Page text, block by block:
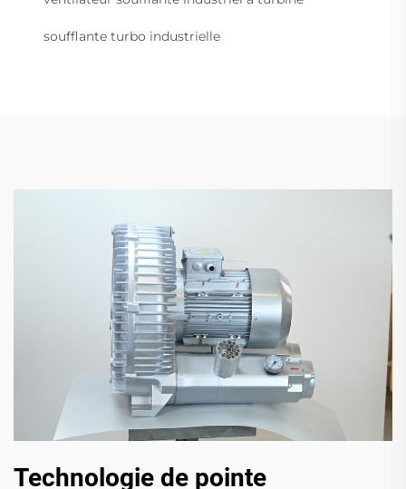
soufflante turbo industrielle
Technologie de pointe